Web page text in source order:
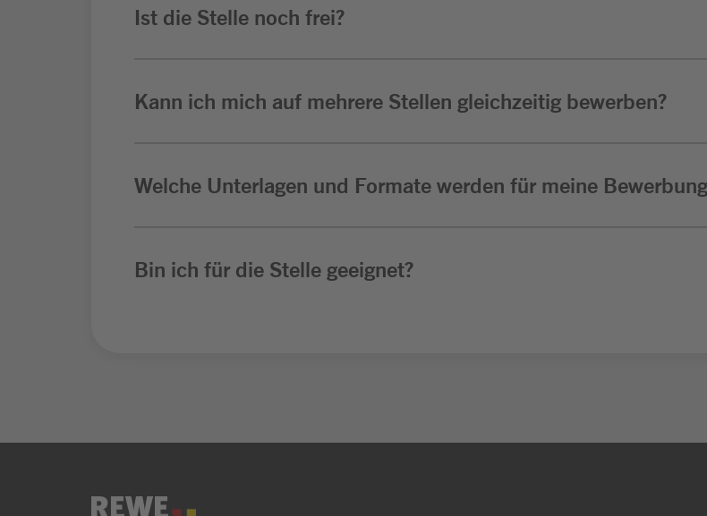
Ist die Stelle noch frei?
Kann ich mich auf mehrere Stellen gleichzeitig bewerben?
Welche Unterlagen und Formate werden für meine
Bin ich für die Stelle geeignet?